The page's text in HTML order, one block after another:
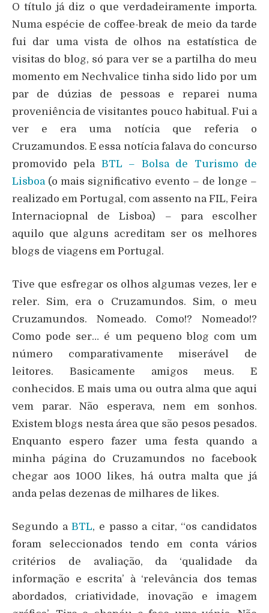
O título já diz o que verdadeiramente importa.
Numa espécie de coffee-break de meio da tarde
fui dar uma vista de olhos na estatística de
visitas do blog, só para ver se a partilha do meu
momento em Nechvalice tinha sido lido por um
par de dúzias de pessoas e reparei numa
proveniência de visitantes pouco habitual. Fui a
ver e era uma notícia que referia o
Cruzamundos. E essa notícia falava do concurso
promovido pela BTL – Bolsa de Turismo de
Lisboa(o mais significativo evento – de longe –
realizado em Portugal, com assento na FIL, Feira
Internaciopnal de Lisboa) – para escolher
aquilo que alguns acreditam ser os melhores
blogs de viagens em Portugal.
Tive que esfregar os olhos algumas vezes, ler e
reler. Sim, era o Cruzamundos. Sim, o meu
Cruzamundos. Nomeado. Como!? Nomeado!?
Como pode ser… é um pequeno blog com um
número comparativamente miserável de
leitores. Basicamente amigos meus. E
conhecidos. E mais uma ou outra alma que aqui
vem parar. Não esperava, nem em sonhos.
Existem blogs nesta área que são pesos pesados.
Enquanto espero fazer uma festa quando a
minha página do Cruzamundos no facebook
chegar aos 1000 likes, há outra malta que já
anda pelas dezenas de milhares de likes.
Segundo aBTL, e passo a citar, “os candidatos
foram seleccionados tendo em conta vários
critérios de avaliação, da ‘qualidade da
informação e escrita’ à ‘relevância dos temas
abordados, criatividade, inovação e imagem